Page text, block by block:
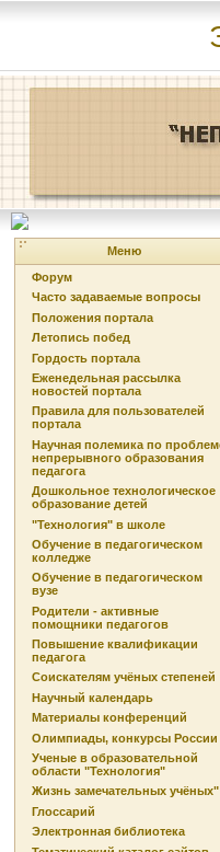
Меню
Форум
Часто задаваемые вопросы
Положения портала
Летопись побед
Гордость портала
Еженедельная рассылка
новостей портала
Правила для пользователей
портала
Научная полемика по
непрерывного образования
педагога
Дошкольное технологическое
образование детей
"Технология" в школе
Обучение в педагогическом
колледже
Обучение в педагогическом
вузе
Родители - активные
помощники педагогов
Повышение квалификации
педагога
Соискателям учёных степеней
Научный календарь
Материалы конференций
Олимпиады, конкурсы России
Ученые в образовательной
области "Технология"
Жизнь замечательных учёных"
Глоссарий
Электронная библиотека